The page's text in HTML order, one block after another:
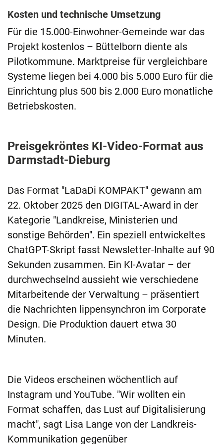
Kosten und technische Umsetzung
Für die 15.000-Einwohner-Gemeinde war das
Projekt kostenlos – Büttelborn diente als
Pilotkommune. Marktpreise für vergleichbare
Systeme liegen bei 4.000 bis 5.000 Euro für die
Einrichtung plus 500 bis 2.000 Euro monatliche
Betriebskosten.
Preisgekröntes KI-Video-Format aus
Darmstadt-Dieburg
Das Format "LaDaDi KOMPAKT" gewann am
22. Oktober 2025 den DIGITAL-Award in der
Kategorie "Landkreise, Ministerien und
sonstige Behörden". Ein speziell entwickeltes
ChatGPT-Skript fasst Newsletter-Inhalte auf 90
Sekunden zusammen. Ein KI-Avatar – der
durchwechselnd aussieht wie verschiedene
Mitarbeitende der Verwaltung – präsentiert
die Nachrichten lippensynchron im Corporate
Design. Die Produktion dauert etwa 30
Minuten.
Die Videos erscheinen wöchentlich auf
Instagram und YouTube. "Wir wollten ein
Format schaffen, das Lust auf Digitalisierung
macht", sagt Lisa Lange von der Landkreis-
Kommunikation gegenüber